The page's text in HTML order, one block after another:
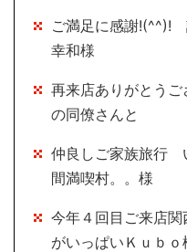
ご満足に感謝
幸和様
再来店ありがとう
の同僚さんと
仲良しご家族旅行
間満喫村。。様
今年４回目ご来店
がいっぱいＫｕｂｏ